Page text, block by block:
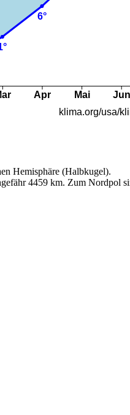
Hemisphäre (Halbkugel).
4459 km. Zum Nordpol